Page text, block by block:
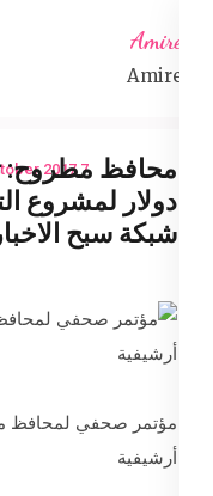
content
Amireta
Amireta
7 October 2017
دولار لمشروع
شبكة سبح
مؤتمر صحفي لمحافظ
أرشيفية